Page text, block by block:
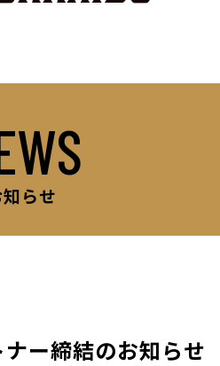
らせ
ナー締結のお知らせ